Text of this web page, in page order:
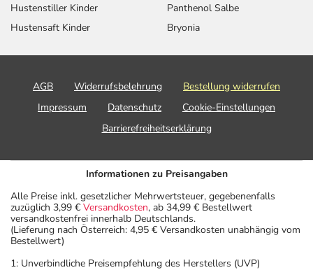
Hustenstiller Kinder
Hustensaft Kinder
Panthenol Salbe
Bryonia
AGB Widerrufsbelehrung
Bestellung widerrufen
Impressum
Datenschutz
Cookie-Einstellungen
Barrierefreiheitserklärung
Informationen zu Preisangaben
Alle Preise inkl. gesetzlicher Mehrwertsteuer, gegebenenfalls
zuzüglich 3,99 € Versandkosten, ab 34,99 € Bestellwert
versandkostenfrei innerhalb Deutschlands.
(Lieferung nach Österreich: 4,95 € Versandkosten unabhängig vom
Bestellwert)
1: Unverbindliche Preisempfehlung des Herstellers (UVP)